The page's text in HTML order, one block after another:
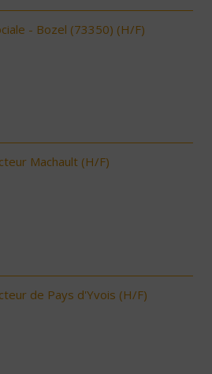
- Bozel (73350) (H/F)
Machault (H/F)
de Pays d'Yvois (H/F)